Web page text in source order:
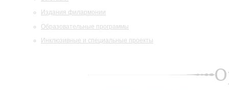
Издания филармонии
Образовательные программы
Инклюзивные и специальные проекты